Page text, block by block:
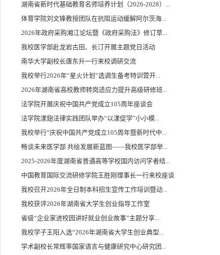
湖南省新时代基础教育名师培养计划（2026-2028）...
体育学院刘文锋教授团队在抗阻运动缓解阿尔茨海...
2026年政府采购湘江论坛暨《政府采购法》修订草...
我校医学部赴龙岩古田、长汀开展主题党日活动
南华大学副校长唐东升一行来校调研交流
我校举行2026年“星火计划”选调生备考特训营开...
2026年湖南省高校教师转岗适应力提升高级研修班...
法学院开展庆祝中国共产党成立105周年座谈会
法学院漾翅法律实践团队举办“以漾促学”小小模...
我校举行“庆祝中国共产党成立105周年暨新时代中...
畅谈未来医学部 共绘发展新蓝图——我校医学部举...
2025-2026年度湖南省普通高等学校国内访问学者结...
中国教育国际交流研修学院王胜刚理事长一行来校座谈
我校召开2026年全日制本科招生宣传工作培训暨动...
我校获评2026年湖南省大学生创业指导工作室
省级“企业家进校园讲好就业创业故事”主题分享...
我校学子王阳入选“2026年湖南省大学生创业典型...
学术副校长常辉率国家语言与健康研究中心研究团...